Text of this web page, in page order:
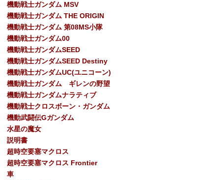
機動戦士ガンダム MSV
機動戦士ガンダム THE ORIGIN
機動戦士ガンダム 第08MS小隊
機動戦士ガンダム00
機動戦士ガンダムSEED
機動戦士ガンダムSEED Destiny
機動戦士ガンダムUC(ユニコーン)
機動戦士ガンダム ギレンの野望
機動戦士ガンダムナラティブ
機動戦士クロスボーン・ガンダム
機動武闘伝Gガンダム
水星の魔女
説明書
超時空要塞マクロス
超時空要塞マクロス Frontier
車